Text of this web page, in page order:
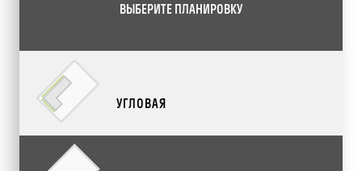
ВЫБЕРИТЕ ПЛАНИРОВКУ
УГЛОВАЯ